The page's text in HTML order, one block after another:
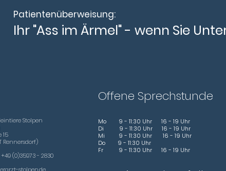
Patientenüberweisung:
Ihr "Ass im Ärmel" - wenn Sie
Stolpen
15
Rennersdorf)
(0)35973 - 2830
Offene Sprechstunde
​​Mo 9 - 11:30 Uhr 16 - 19 Uhr
Di 9 - 11:30 Uhr 16 - 19 Uhr
Mi 9 - 11:30 Uhr 16 - 19 Uhr
Do 9 - 11:30 Uhr
Fr 9 - 11:30 Uhr 16 - 19